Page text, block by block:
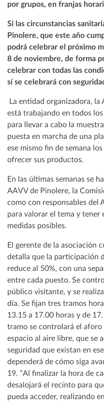
por grupos, en franjas
Si las circunstancias
Pinolere, que este año
podrá celebrar el próximo
8 de noviembre, de forma
celebrar con todas las
sí se celebrará con
La entidad organizadora,
está trabajando en todos
para llevar a cabo la
puesta en marcha de una
ese mismo fin de semana
ofrecer sus productos.
En las últimas semanas se
AAVV de Pinolere, la
como con responsables del
para valorar el tema y tener
medidas posibles.
El gerente de la asociación
detalla que la participación
reduce al 50%, con una
entre cada puesto. Se
público visitante, y se
día. Se fijan tres tramos
13.15 a 17.00 horas y de
tramo se controlará el
espacio al aire libre, que se
seguridad que existan en
dependerá de cómo siga
19. “Al finalizar la hora de
desalojará el recinto para
pueda acceder, realizando